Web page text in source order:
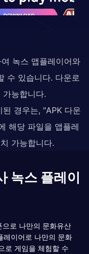
녹스 앱플레이어와
수 있습니다. 다운로
가능합니다.
경우는, "APK 다운
해당 파일을 앱플레
가능합니다.
녹스 플레이
로 나만의 문화유산
레이어로 나만의 문화
로 게임을 체험할 수